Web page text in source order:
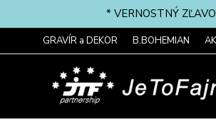
* VERNOSTNÝ
GRAVÍR a DEKOR B.BOHEMIAN